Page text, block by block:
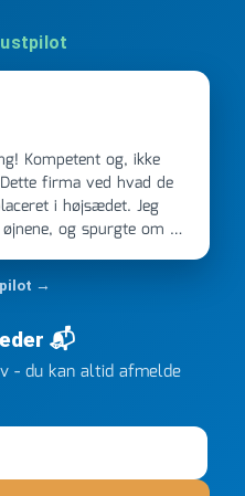
firma ved hvad de
i højsædet. Jeg
og spurgte om de
gammel aftale. Jeg
store ordre kom dagen
armene ned, og næste
jeg ringe til dem
venligste hilsner fra Rene
→
📬
- du kan altid afmelde